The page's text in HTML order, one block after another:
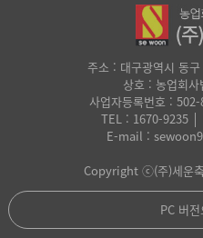
주소 : 대구광역시 동
상호 : 농업회
사업자등록번호 :
TEL : 1670-9235 │
E-mail :
Copyright ⓒ(주)세운
PC 버